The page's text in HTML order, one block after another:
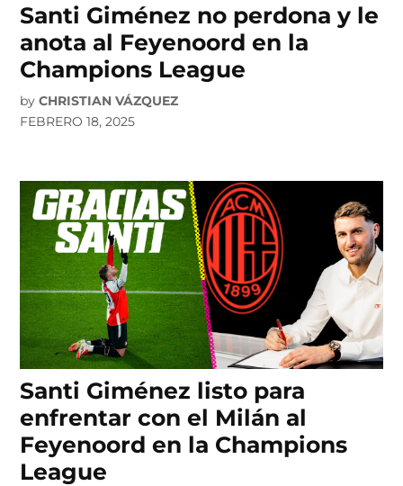
Santi Giménez no perdona y le
anota al Feyenoord en la
Champions League
by CHRISTIAN VÁZQUEZ
FEBRERO 18, 2025
Santi Giménez listo para
enfrentar con el Milán al
Feyenoord en la Champions
League